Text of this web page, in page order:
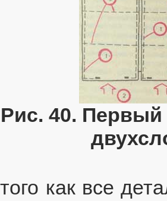
Рис. 40. Первый
как все